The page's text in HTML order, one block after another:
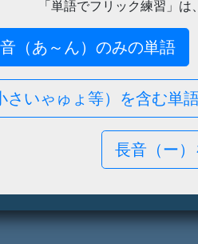
「単語でフリック練習」
（あ～ん）のみの単語
さいゃゅょ等）を含む単
長音（ー